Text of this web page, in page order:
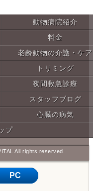
動物病院紹介
料金
老齢動物の介護・ケア
トリミング
夜間救急診療
スタッフブログ
心臓の病気
プ
All rights reserved.
PC